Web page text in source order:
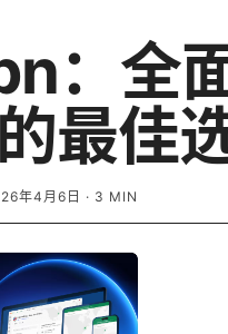
：全
最佳
年4月6日 · 3 MIN